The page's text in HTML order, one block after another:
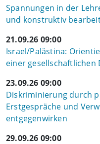
Spannungen in der
und konstruktiv
21.09.26 09:00
Israel/Palästina:
einer gesellschaftlichen
23.09.26 09:00
Diskriminierung durch
Erstgespräche und
entgegenwirken
29.09.26 09:00